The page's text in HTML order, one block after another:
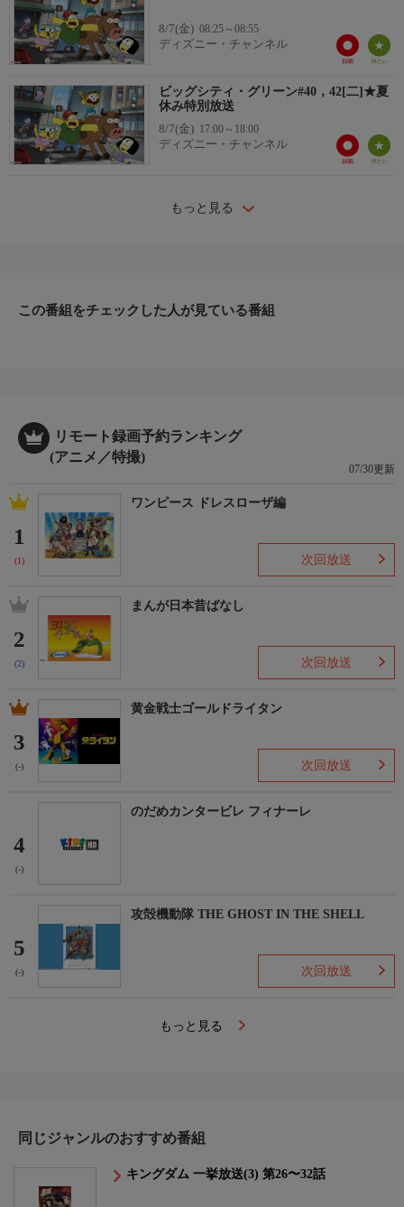
8/7(金) 08:25～08:55
ディズニー・チャンネル
ビッグシティ・グリーン#40，42[二]★夏
休み特別放送
8/7(金) 17:00～18:00
ディズニー・チャンネル
もっと見る
この番組をチェックした人が見ている番組
リモート録画予約ランキング
(アニメ／特撮)
07/30更新
1
(1)
ワンピース ドレスローザ編
次回放送
2
(2)
まんが日本昔ばなし
次回放送
3
(-)
黄金戦士ゴールドライタン
次回放送
4
(-)
のだめカンタービレ フィナーレ
5
(-)
攻殻機動隊 THE GHOST IN THE SHELL
次回放送
もっと見る
同じジャンルのおすすめ番組
キングダム 一挙放送(3) 第26〜32話